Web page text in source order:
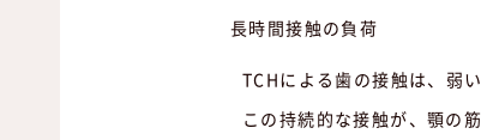
長時間接触の負荷
TCHによる歯の接触は、弱
この持続的な接触が、顎の